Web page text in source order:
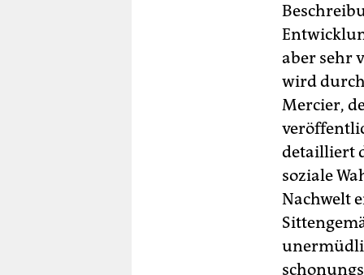
aber sehr
wird
Mercier,
detailliert
soziale
Nachwelt